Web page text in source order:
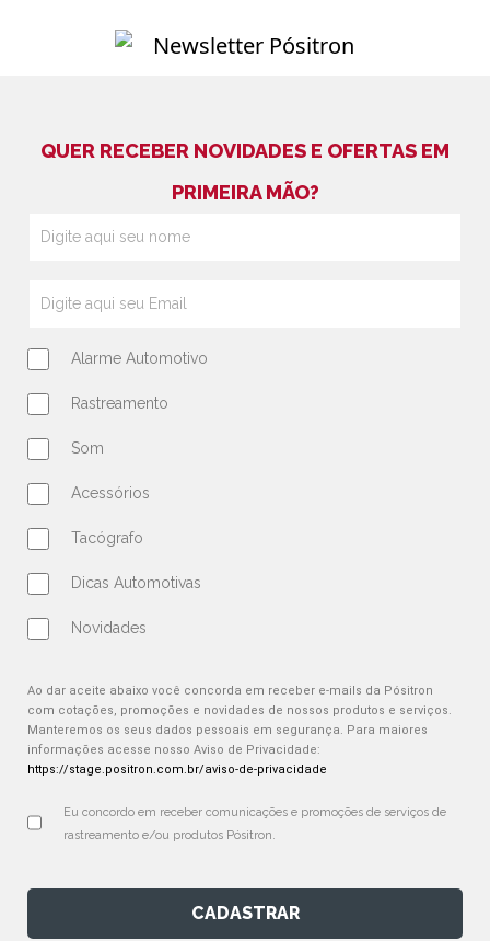
QUER RECEBER NOVIDADES E OFERTAS EM
PRIMEIRA MÃO?
Alarme Automotivo
Rastreamento
Som
Acessórios
Tacógrafo
Dicas Automotivas
Novidades
Ao dar aceite abaixo você concorda em receber e-mails da Pósitron
com cotações, promoções e novidades de nossos produtos e serviços.
Manteremos os seus dados pessoais em segurança. Para maiores
informações acesse nosso Aviso de Privacidade:
https://stage.positron.com.br/aviso-de-privacidade
Eu concordo em receber comunicações e promoções de serviços de
rastreamento e/ou produtos Pósitron.
CADASTRAR